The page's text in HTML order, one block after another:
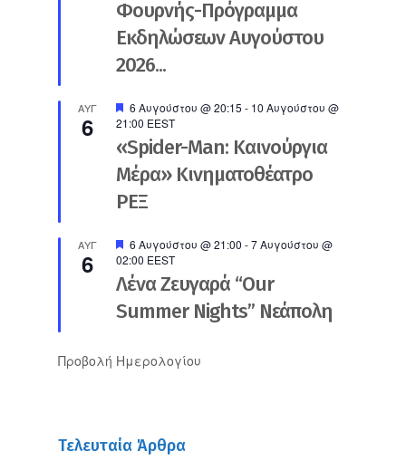
Φουρνής-Πρόγραμμα
Εκδηλώσεων Αυγούστου
2026...
ΑΥΓ
6
Προτεινόμενο
6 Αυγούστου @ 20:15 - 10 Αυγούστου @
21:00 EEST
«Spider-Man: Καινούργια
Μέρα» Κινηματοθέατρο
ΡΕΞ
ΑΥΓ
6
Προτεινόμενο
6 Αυγούστου @ 21:00 -7 Αυγούστου @
02:00 EEST
Λένα Ζευγαρά “Our
Summer Nights” Νεάπολη
Προβολή Ημερολογίου
Τελευταία Άρθρα